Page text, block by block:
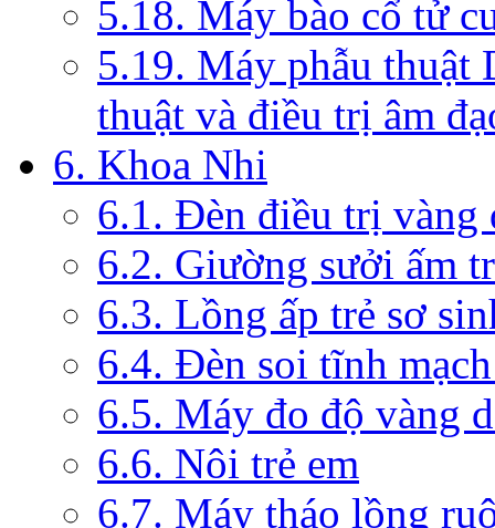
5.18. Máy bào cổ tử
5.19. Máy phẫu thuật
thuật và điều trị âm
6. Khoa Nhi
6.1. Đèn điều trị vàng
6.2. Giường sưởi ấm
6.3. Lồng ấp trẻ sơ
6.4. Đèn soi tĩnh
6.5. Máy đo độ vàng
6.6. Nôi trẻ em
6.7. Máy tháo lồng